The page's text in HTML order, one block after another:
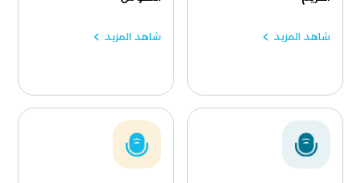
شاهد المزيد شاهد المزيد